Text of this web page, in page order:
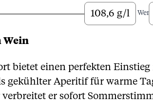
108,6 g/l
Viel
Wein
bietet einen perfekten
gekühlter Aperitif für warme
er sofort